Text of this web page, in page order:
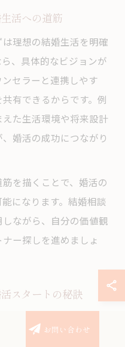
活への道筋
理想の結婚生活を明確
、具体的なビジョンが
セラーと連携しやす
有できるからです。例
た生活環境や将来設計
婚活の成功につながり
を描くことで、婚活の
になります。結婚相談
ながら、自分の価値観
ー探しを進めましょ
スタートの秘訣
す。結婚相談所では、
お問い合わせ